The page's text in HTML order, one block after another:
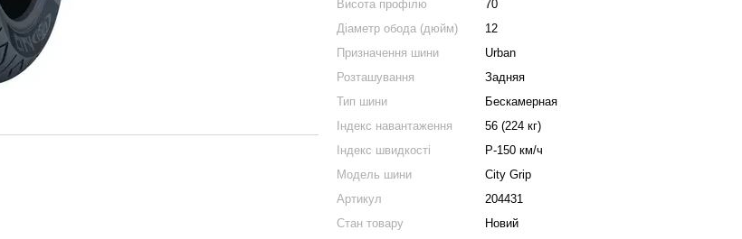
Висота профілю
70
Діаметр обода (дюйм)
12
Призначення шини
Urban
Розташування
Задняя
Тип шини
Бескамерная
Індекс навантаження
56 (224 кг)
Індекс швидкості
P-150 км/ч
Модель шини
City Grip
Артикул
204431
Стан товару
Новий